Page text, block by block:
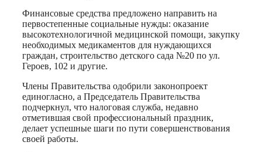
Финансовые средства предложено направить на
первостепенные социальные нужды: оказание
высокотехнологичной медицинской помощи, закупку
необходимых медикаментов для нуждающихся
граждан, строительство детского сада №20 по ул.
Героев, 102 и другие.
Члены Правительства одобрили законопроект
единогласно, а Председатель Правительства
подчеркнул, что налоговая служба, недавно
отметившая свой профессиональный праздник,
делает успешные шаги по пути совершенствования
своей работы.